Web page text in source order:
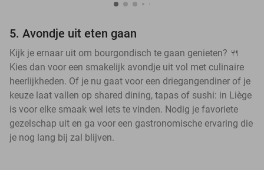
5. Avondje uit eten gaan
Kijk je ernaar uit om bourgondisch te gaan genieten? 🍴
Kies dan voor een smakelijk avondje uit vol met culinaire
heerlijkheden. Of je nu gaat voor een driegangendiner of je
keuze laat vallen op shared dining, tapas of sushi: in Liège
is voor elke smaak wel iets te vinden. Nodig je favoriete
gezelschap uit en ga voor een gastronomische ervaring die
je nog lang bij zal blijven.